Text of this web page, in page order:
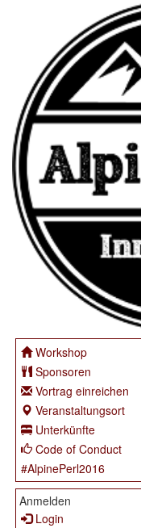
Workshop
Sponsoren
Vortrag einreichen
Veranstaltungsort
Unterkünfte
Code of Conduct
#AlpinePerl2016
Anmelden
Login